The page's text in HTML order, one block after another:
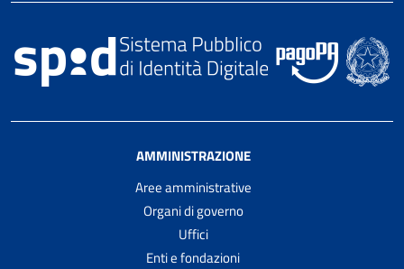
AMMINISTRAZIONE
Aree amministrative
Organi di governo
Uffici
Enti e fondazioni